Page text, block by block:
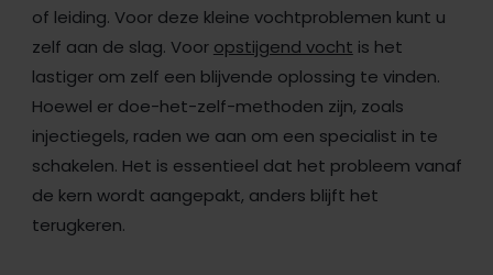
of leiding. Voor deze kleine vochtproblemen kunt u
zelf aan de slag. Voor opstijgend vocht is het
lastiger om zelf een blijvende oplossing te vinden.
Hoewel er doe-het-zelf-methoden zijn, zoals
injectiegels, raden we aan om een specialist in te
schakelen. Het is essentieel dat het probleem vanaf
de kern wordt aangepakt, anders blijft het
terugkeren.